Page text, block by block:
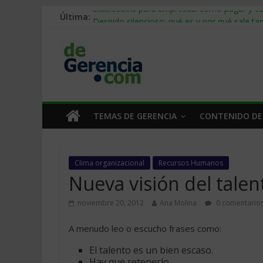
Última: Stablecoins para empresas: cómo pagar y
Trabajo forzoso en la cadena de
Mercado hispano de EE. UU.: cómo
TEMAS DE GERENCIA CONTENIDO
Clima organizacional Recursos Humanos
Nueva visión del
noviembre 20, 2012 Ana Molina 0
A menudo leo o escucho frases como:
El talento es un bien escaso.